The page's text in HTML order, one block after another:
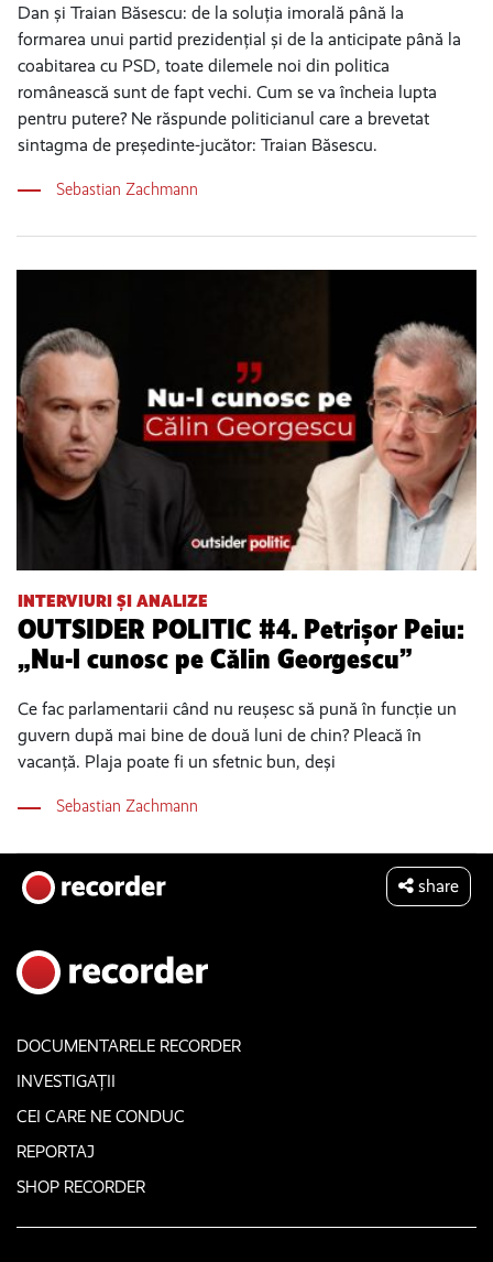
Dan și Traian Băsescu: de la soluția imorală până la
formarea unui partid prezidențial și de la anticipate până la
coabitarea cu PSD, toate dilemele noi din politica
românească sunt de fapt vechi. Cum se va încheia lupta
pentru putere? Ne răspunde politicianul care a brevetat
sintagma de președinte-jucător: Traian Băsescu.
Sebastian Zachmann
INTERVIURI ȘI ANALIZE
OUTSIDER POLITIC #4. Petrișor Peiu:
„Nu-l cunosc pe Călin Georgescu”
Ce fac parlamentarii când nu reușesc să pună în funcție un
guvern după mai bine de două luni de chin? Pleacă în
vacanță. Plaja poate fi un sfetnic bun, deși
Sebastian Zachmann
share
DOCUMENTARELE RECORDER
INVESTIGAȚII
CEI CARE NE CONDUC
REPORTAJ
SHOP RECORDER